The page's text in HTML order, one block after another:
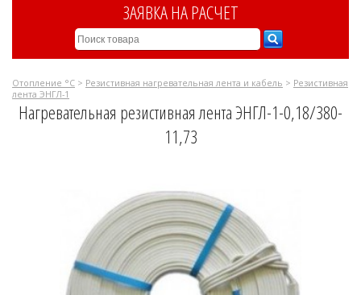
ЗАЯВКА НА РАСЧЕТ
Отопление °C > Резистивная нагревательная лента и кабель > Резистивная
лента ЭНГЛ-1
Нагревательная резистивная лента ЭНГЛ-1-0,18/380-
11,73